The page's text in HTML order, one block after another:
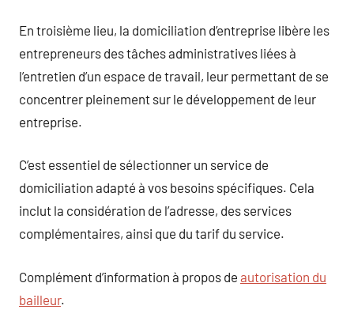
En troisième lieu, la domiciliation d’entreprise libère les
entrepreneurs des tâches administratives liées à
l’entretien d’un espace de travail, leur permettant de se
concentrer pleinement sur le développement de leur
entreprise.
C’est essentiel de sélectionner un service de
domiciliation adapté à vos besoins spécifiques. Cela
inclut la considération de l’adresse, des services
complémentaires, ainsi que du tarif du service.
Complément d’information à propos de autorisation du
bailleur.